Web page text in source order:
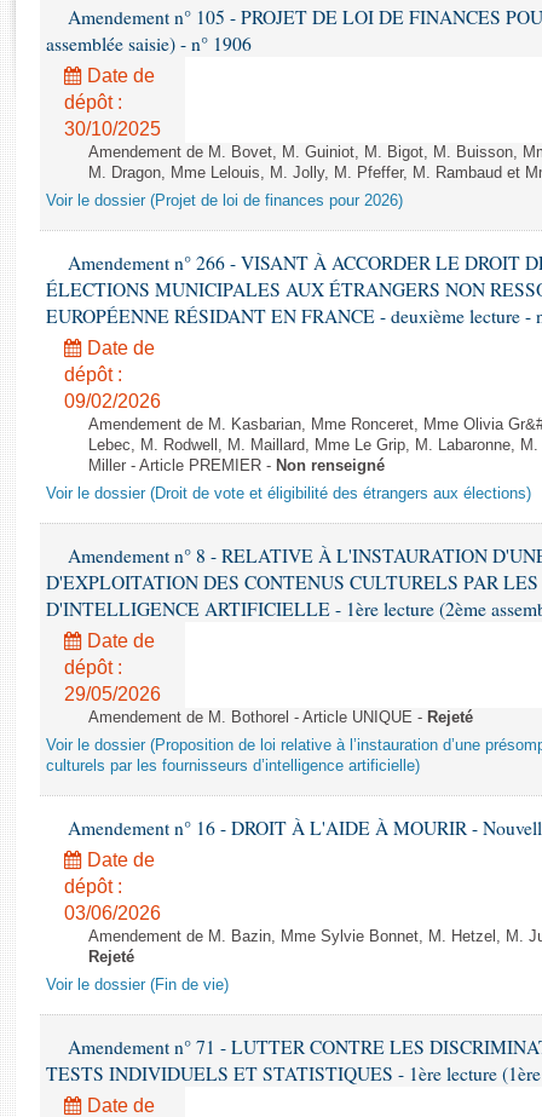
Rapports d'enquête
Rapports législatifs
Rapports sur l'application des lois
Baromètre de l’application des lois
Dossiers législatifs
Budget et sécurité sociale
Questions écrites et orales
Comptes rendus des débats
Amendement n° 105 - PROJET DE LOI DE FINANCES
assemblée saisie) - n° 1906
Date de
dépôt :
30/10/2025
Amendement de M. Bovet, M. Guiniot, M. Bigot, M. Buisson,
M. Dragon, Mme Lelouis, M. Jolly, M. Pfeffer, M. Rambaud et
Voir le dossier (Projet de loi de finances pour 2026)
Amendement n° 266 - VISANT À ACCORDER LE DROIT
ÉLECTIONS MUNICIPALES AUX ÉTRANGERS NON
EUROPÉENNE RÉSIDANT EN FRANCE - deuxième lecture -
Date de
dépôt :
09/02/2026
Amendement de M. Kasbarian, Mme Ronceret, Mme Olivia
Lebec, M. Rodwell, M. Maillard, Mme Le Grip, M. Labaronne,
Miller - Article PREMIER - Non renseigné
Voir le dossier (Droit de vote et éligibilité des étrangers aux élections)
Amendement n° 8 - RELATIVE À L'INSTAURATION
D'EXPLOITATION DES CONTENUS CULTURELS PAR LES
D'INTELLIGENCE ARTIFICIELLE - 1ère lecture (2ème
Date de
dépôt :
29/05/2026
Amendement de M. Bothorel - Article UNIQUE - Rejeté
Voir le dossier (Proposition de loi relative à l’instauration d’une
culturels par les fournisseurs d’intelligence artificielle)
Amendement n° 16 - DROIT À L'AIDE À MOURIR -
Date de
dépôt :
03/06/2026
Amendement de M. Bazin, Mme Sylvie Bonnet, M. Hetzel, M.
Rejeté
Voir le dossier (Fin de vie)
Amendement n° 71 - LUTTER CONTRE LES
TESTS INDIVIDUELS ET STATISTIQUES - 1ère lecture (1ère
Date de